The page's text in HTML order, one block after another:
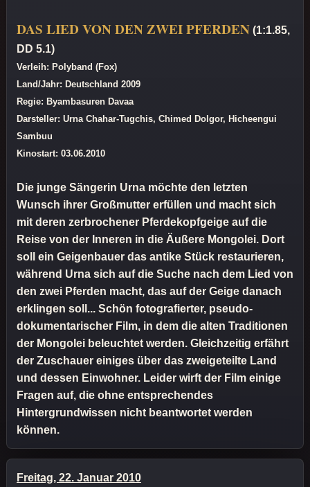
DAS LIED VON DEN ZWEI PFERDEN (1:1.85,
DD 5.1)
Verleih: Polyband (Fox)
Land/Jahr: Deutschland 2009
Regie: Byambasuren Davaa
Darsteller: Urna Chahar-Tugchis, Chimed Dolgor, Hicheengui
Sambuu
Kinostart: 03.06.2010
Die junge Sängerin Urna möchte den letzten
Wunsch ihrer Großmutter erfüllen und macht sich
mit deren zerbrochener Pferdekopfgeige auf die
Reise von der Inneren in die Äußere Mongolei. Dort
soll ein Geigenbauer das antike Stück restaurieren,
während Urna sich auf die Suche nach dem Lied von
den zwei Pferden macht, das auf der Geige danach
erklingen soll... Schön fotografierter, pseudo-
dokumentarischer Film, in dem die alten Traditionen
der Mongolei beleuchtet werden. Gleichzeitig erfährt
der Zuschauer einiges über das zweigeteilte Land
und dessen Einwohner. Leider wirft der Film einige
Fragen auf, die ohne entsprechendes
Hintergrundwissen nicht beantwortet werden
können.
Freitag, 22. Januar 2010